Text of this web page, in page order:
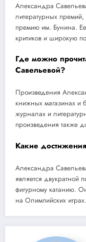
Александра
литературных
премию им. Бунина.
критиков и широкую
Где можно
Савельевой?
Произведения
книжных магазинах и
журналах и
произведения также
Какие
Александра
является двукратной
фигурному катанию.
на Олимпийских играх.